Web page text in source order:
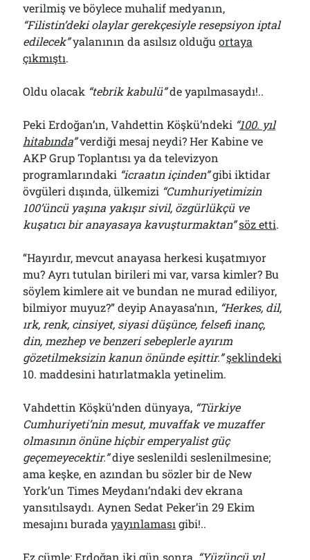
verilmiş ve böylece muhalif medyanın,
“Filistin’deki olaylar gerekçesiyle resepsiyon iptal
edilecek”yalanının da asılsız olduğuortaya
çıkmıştı.
Oldu olacak “tebrik kabulü”de yapılmasaydı!..
Peki Erdoğan’ın, Vahdettin Köşkü’ndeki “100. yıl
hitabında”verdiği mesaj neydi? Her Kabine ve
AKP Grup Toplantısı ya da televizyon
programlarındaki “icraatın içinden”gibi iktidar
övgüleri dışında, ülkemizi “Cumhuriyetimizin
100’üncü yaşına yakışır sivil, özgürlükçü ve
kuşatıcı bir anayasaya kavuşturmaktan”söz etti.
“Hayırdır, mevcut anayasa herkesi kuşatmıyor
mu? Ayrı tutulan birileri mi var, varsa kimler? Bu
söylem kimlere ait ve bundan ne murad ediliyor,
bilmiyor muyuz?” deyip Anayasa’nın, “Herkes, dil,
ırk, renk, cinsiyet, siyasi düşünce, felsefi inanç,
din, mezhep ve benzeri sebeplerle ayırım
gözetilmeksizin kanun önünde eşittir.”şeklindeki
10. maddesini hatırlatmakla yetinelim.
Vahdettin Köşkü’nden dünyaya, “Türkiye
Cumhuriyeti’nin mesut, muvaffak ve muzaffer
olmasının önüne hiçbir emperyalist güç
geçemeyecektir.”diye seslenildi seslenilmesine;
ama keşke, en azından bu sözler bir de New
York’un Times Meydanı’ndaki dev ekrana
yansıtılsaydı. Aynen Sedat Peker’in 29 Ekim
mesajını buradayayınlaması gibi!..
Ez cümle; Erdoğan iki gün sonra, “Yüzüncü yıl